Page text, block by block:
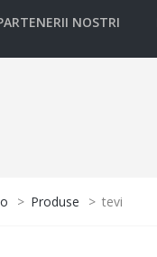
NOSTRI
> Produse > tevi